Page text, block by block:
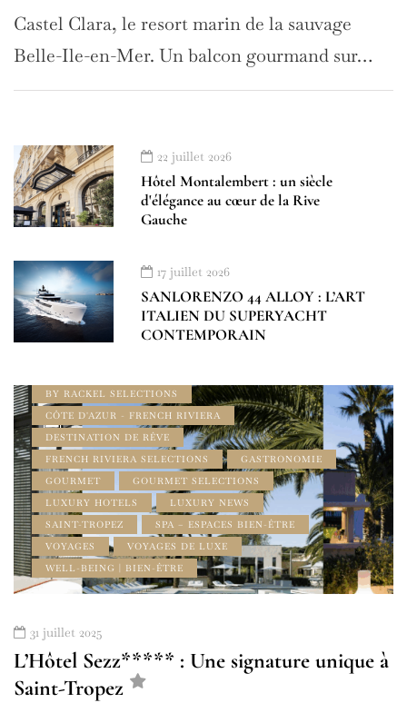
Castel Clara, le resort marin de la sauvage
Belle-Ile-en-Mer. Un balcon gourmand sur…
22 juillet 2026
Hôtel Montalembert : un siècle
d'élégance au cœur de la Rive
Gauche
17 juillet 2026
SANLORENZO 44 ALLOY : L’ART
ITALIEN DU SUPERYACHT
CONTEMPORAIN
À DÉCOUVRIR
ADDRESS BOOK - LE GUIDE AMILCAR
BY RACKEL SELECTIONS
CÔTE D'AZUR - FRENCH RIVIERA
DESTINATION DE RÊVE
FRENCH RIVIERA SELECTIONS
GASTRONOMIE
GOURMET
GOURMET SELECTIONS
LUXURY HOTELS
LUXURY NEWS
SAINT-TROPEZ
SPA – ESPACES BIEN-ÊTRE
VOYAGES
VOYAGES DE LUXE
WELL-BEING | BIEN-ÊTRE
31 juillet 2025
L’Hôtel Sezz***** : Une signature unique à
Saint-Tropez